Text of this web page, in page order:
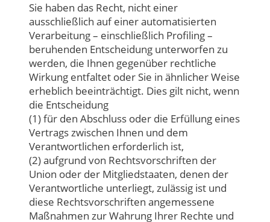
Sie haben das Recht, nicht einer
ausschließlich auf einer automatisierten
Verarbeitung – einschließlich Profiling –
beruhenden Entscheidung unterworfen zu
werden, die Ihnen gegenüber rechtliche
Wirkung entfaltet oder Sie in ähnlicher Weise
erheblich beeinträchtigt. Dies gilt nicht, wenn
die Entscheidung
(1) für den Abschluss oder die Erfüllung eines
Vertrags zwischen Ihnen und dem
Verantwortlichen erforderlich ist,
(2) aufgrund von Rechtsvorschriften der
Union oder der Mitgliedstaaten, denen der
Verantwortliche unterliegt, zulässig ist und
diese Rechtsvorschriften angemessene
Maßnahmen zur Wahrung Ihrer Rechte und